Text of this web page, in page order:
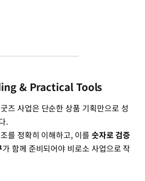
& Practical Tools
즈 사업은 단순한 상품 기획만으로 성
.
를 정확히 이해하고, 이를 숫자로 검증
가 함께 준비되어야 비로소 사업으로 작